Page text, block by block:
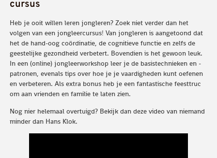
cursus
Heb je ooit willen leren jongleren? Zoek niet verder dan het
volgen van een jongleercursus! Van jongleren is aangetoond dat
het de hand-oog coördinatie, de cognitieve functie en zelfs de
geestelijke gezondheid verbetert. Bovendien is het gewoon leuk.
In een (online) jongleerworkshop leer je de basistechnieken en -
patronen, evenals tips over hoe je je vaardigheden kunt oefenen
en verbeteren. Als extra bonus heb je een fantastische feesttruc
om aan vrienden en familie te laten zien.
Nog nier helemaal overtuigd? Bekijk dan deze video van niemand
minder dan Hans Klok.